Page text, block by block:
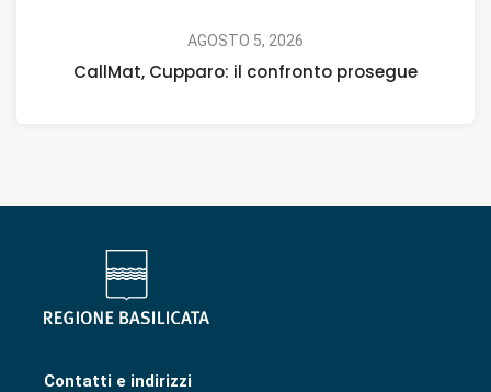
AGOSTO 5, 2026
CallMat, Cupparo: il confronto prosegue
Contatti e indirizzi